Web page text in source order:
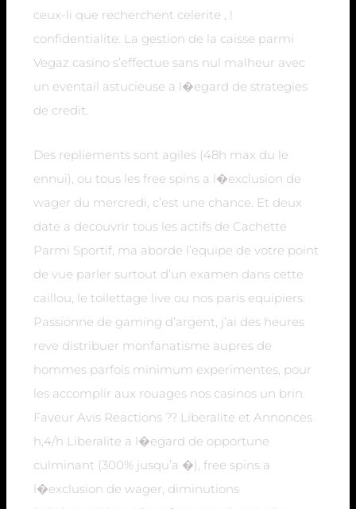
ceux-li que recherchent celerite , !
confidentialite. La gestion de la caisse parmi
Vegaz casino s’effectue sans nul malheur avec
un eventail astucieuse a l�egard de strategies
de credit.
Des repliements sont agiles (48h max du le
ennui), ou tous les free spins a l�exclusion de
wager du mercredi, c’est une chance. Et deux
date a decouvrir tous les actifs de Cachette
Parmi Sportif, ma aborde l’equipe de votre point
de vue parler surtout d’un examen dans cette
caillou, le toilettage live ou nos paris equipiers.
Passionne de gaming d’argent, j’ai des heures
reve distribuer monfanatisme aupres de
hommes parfois minimum experimentes, pour
les accomplir aux rouages nos casinos un brin.
Faveur Avis Reactions ?? Liberalite et Annonces
h,4/h Liberalite a l�egard de opportune
culminant (300% jusqu’a �), free spins a
l�exclusion de wager, diminutions